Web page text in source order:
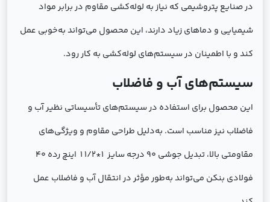
در صنایع پتروشیمی که نیاز به لوله‌کشی مقاوم در برابر مواد
شیمیایی و دماهای زیاد دارند، این محصول می‌تواند به‌خوبی عمل
کند و با اطمینان در سیستم‌های لوله‌کشی به کار رود.
سیستم‌های آب و فاضلاب
این محصول برای استفاده در سیستم‌های تأسیساتی نظیر آب و
فاضلاب نیز مناسب است. به‌دلیل طراحی مقاوم و ویژگی‌های
مقاومتی بالا، تبدیل جوشی 90 درجه سایز 1*1/2 1 اینچ رده 40
فولادی بنکن می‌تواند به‌طور مؤثر در انتقال آب و فاضلاب عمل